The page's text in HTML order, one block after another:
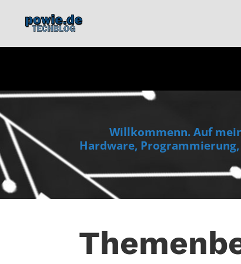
Willkommenn. Auf
Hardware,